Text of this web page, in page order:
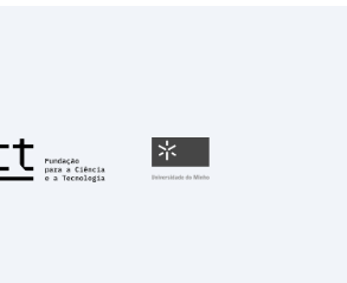
Fundação para a